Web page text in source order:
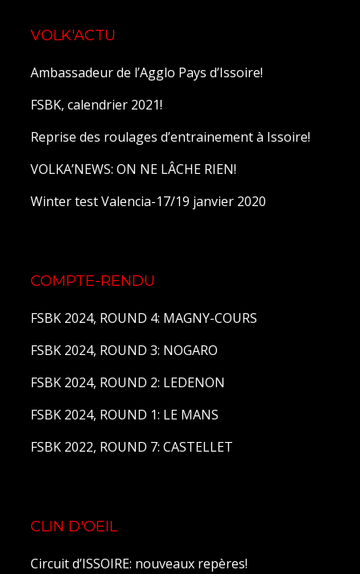
VOLK'ACTU
Ambassadeur de l’Agglo Pays d’Issoire!
FSBK, calendrier 2021!
Reprise des roulages d’entrainement à Issoire!
VOLKA’NEWS: ON NE LÂCHE RIEN!
Winter test Valencia-17/19 janvier 2020
COMPTE-RENDU
FSBK 2024, ROUND 4: MAGNY-COURS
FSBK 2024, ROUND 3: NOGARO
FSBK 2024, ROUND 2: LEDENON
FSBK 2024, ROUND 1: LE MANS
FSBK 2022, ROUND 7: CASTELLET
CLIN D'OEIL
Circuit d’ISSOIRE: nouveaux repères!